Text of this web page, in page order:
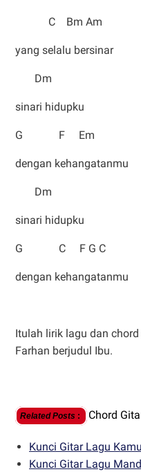
C Bm Am
yang selalu bersinar
Dm
sinari hidupku
G F Em
dengan kehangatanmu
Dm
sinari hidupku
G C F G C
dengan kehangatanmu
Itulah lirik lagu dan
Farhan berjudul Ibu.
Related Posts : Chord
Kunci Gitar Lagu
Kunci Gitar Lagu